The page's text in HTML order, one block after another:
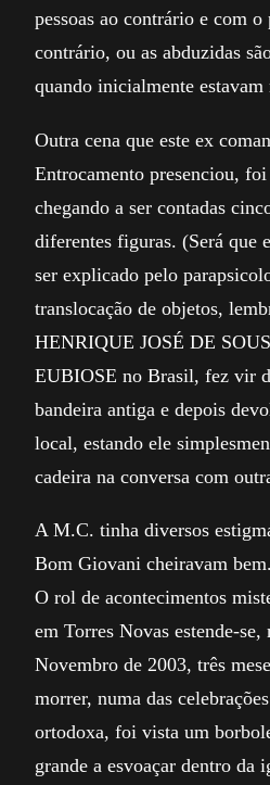
pessoas ao contrário e com
contrário, ou as abduzidas
quando inicialmente estavam
Outra cena que este ex
Entrocamento presenciou,
chegando a ser contadas
diferentes figuras. (Será que
ser explicado pelo
translocação de objetos,
HENRIQUE JOSÉ DE
EUBIOSE no Brasil, fez vir
bandeira antiga e depois
local, estando ele
cadeira na conversa com
A M.C. tinha diversos
Bom Giovani cheiravam bem.
O rol de acontecimentos
em Torres Novas estende-
Novembro de 2003, três
morrer, numa das
ortodoxa, foi vista um
grande a esvoaçar dentro da